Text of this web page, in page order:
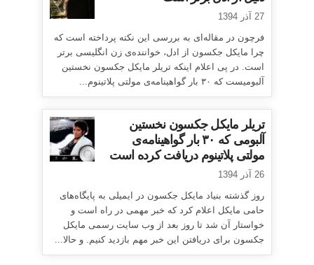
27 آذر 1394
فرچون در مقاله‌ای به بررسی این نکته پرداخته است که
چرا مایکل جکسون از ادل، خواننده‌ی زن انگلیسی برتر
است. در پی اعلام اینکه تریلر مایکل جکسون نخستین
آلبومیست که ۳۰ بار گواهینامه‌ی مولتی پلاتینوم...
تریلر مایکل جکسون نخستین
آلبومی که ۳۰ بار گواهینامه‌ی
مولتی پلاتینوم دریافت کرده است
26 آذر 1394
روز گذشته بنیاد مایکل جکسون در ایمیلی به پایگاه‌های
حامی مایکل اعلام کرد که خبر مهمی در راه است و
خواستار آن شد تا روز بعد از وب سایت رسمی مایکل
جکسون برای دریافتن این خبر مهم بازدید کنیم. و حالا...